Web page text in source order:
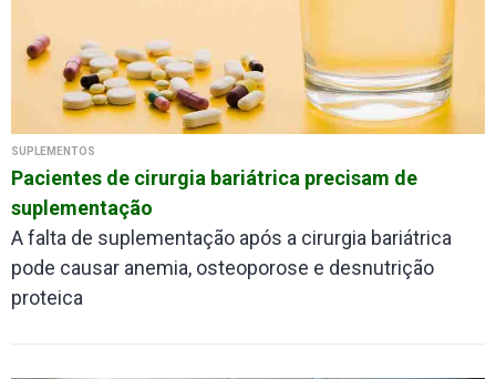
SUPLEMENTOS
Pacientes de cirurgia bariátrica precisam de
suplementação
A falta de suplementação após a cirurgia bariátrica
pode causar anemia, osteoporose e desnutrição
proteica